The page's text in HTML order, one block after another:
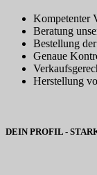
Kompetenter
Beratung
Bestellung
Genaue
Herstellung
DEIN PROFIL -